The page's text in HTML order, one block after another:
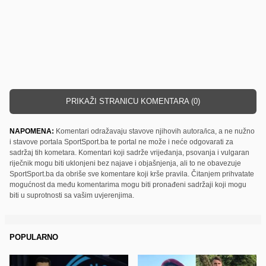
PRIKAŽI STRANICU KOMENTARA (0)
NAPOMENA: Komentari odražavaju stavove njihovih autora/ica, a ne nužno
i stavove portala SportSport.ba te portal ne može i neće odgovarati za
sadržaj tih kometara. Komentari koji sadrže vrijeđanja, psovanja i vulgaran
riječnik mogu biti uklonjeni bez najave i objašnjenja, ali to ne obavezuje
SportSport.ba da obriše sve komentare koji krše pravila. Čitanjem prihvatate
mogućnost da među komentarima mogu biti pronađeni sadržaji koji mogu
biti u suprotnosti sa vašim uvjerenjima.
POPULARNO